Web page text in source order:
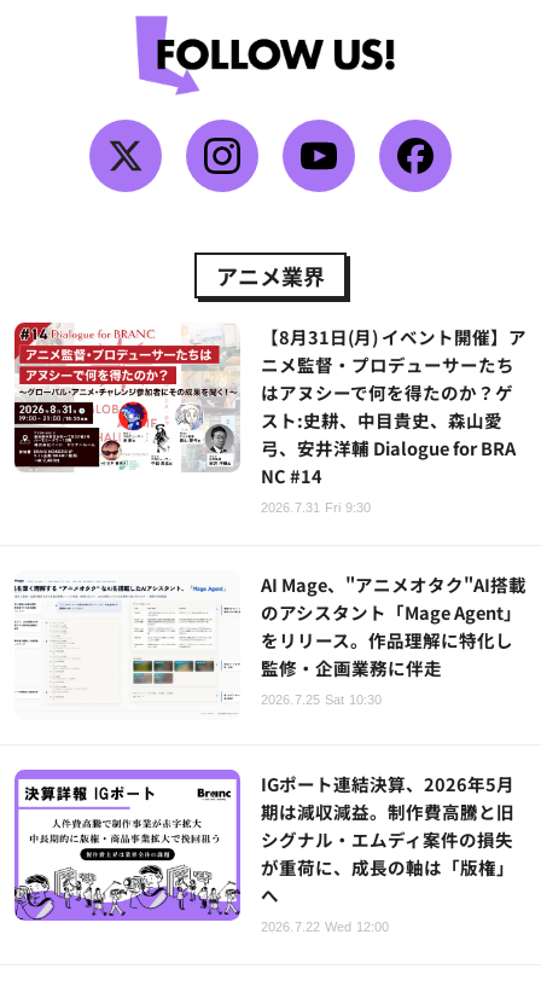
アニメ業界
【8月31日(月) イベント開催】ア
ニメ監督・プロデューサーたち
はアヌシーで何を得たのか？ゲ
スト:史耕、中目貴史、森山愛
弓、安井洋輔 Dialogue for BRA
NC #14
2026.7.31 Fri 9:30
AI Mage、"アニメオタク"AI搭載
のアシスタント「Mage Agent」
をリリース。作品理解に特化し
監修・企画業務に伴走
2026.7.25 Sat 10:30
IGポート連結決算、2026年5月
期は減収減益。制作費高騰と旧
シグナル・エムディ案件の損失
が重荷に、成長の軸は「版権」
へ
2026.7.22 Wed 12:00